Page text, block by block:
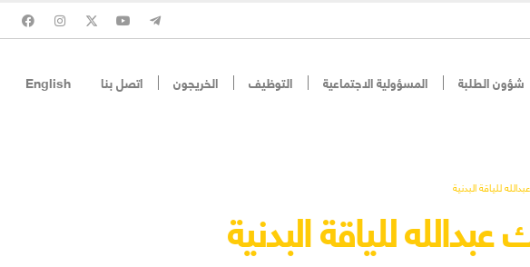
شؤون الطلبة المسؤولية الاجتماعية التوظيف الخريجون اتصل بنا English
للياقة البدنية
للياقة البدنية